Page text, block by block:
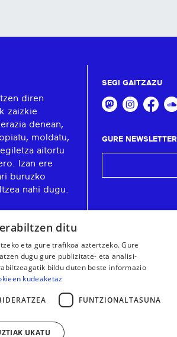
diren
zaizkie
denean,
moldatu,
aitortu
Izan ere
buruzko
nahi dugu.
SEGI GAITZAZU
GURE
ditu
eta gure trafikoa aztertzeko. Gure
dugu gure publizitate- eta analisi-
bildu duten beste informazio
kudeaketaz
FUNTZIONALTASUNA
UKATU